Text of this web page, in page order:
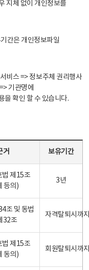
지체 없이 개인정보를
간은 개인정보파일
스 => 정보주체 권리행사
기관명에
을 확인 할 수 있습니다.
거 보유기간
법 제15조
등의)
3년
조 및 동법
32조
자격탈퇴시까
법 제15조
동의)
회원탈퇴시까